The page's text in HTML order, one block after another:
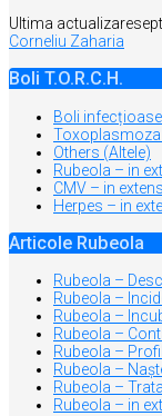
Ultima actualizare
Corneliu Zaharia
Boli T.O.R.C.H.
Boli infecțioase
Toxoplasmoza
Others (Altele)
Rubeola – in
CMV – in
Herpes – in
Articole Rubeola
Rubeola –
Rubeola –
Rubeola –
Rubeola –
Rubeola –
Rubeola –
Rubeola –
Rubeola – in